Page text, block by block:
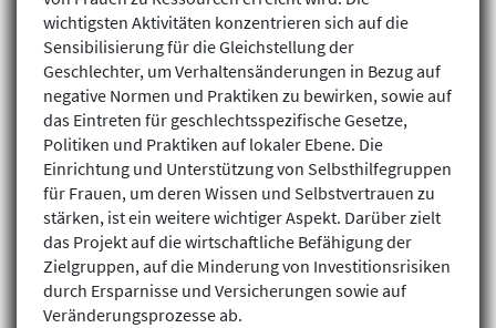
wichtigsten Aktivitäten konzentrieren sich auf die
Sensibilisierung für die Gleichstellung der
Geschlechter, um Verhaltensänderungen in Bezug auf
negative Normen und Praktiken zu bewirken, sowie auf
das Eintreten für geschlechtsspezifische Gesetze,
Politiken und Praktiken auf lokaler Ebene. Die
Einrichtung und Unterstützung von Selbsthilfegruppen
für Frauen, um deren Wissen und Selbstvertrauen zu
stärken, ist ein weitere wichtiger Aspekt. Darüber zielt
das Projekt auf die wirtschaftliche Befähigung der
Zielgruppen, auf die Minderung von Investitionsrisiken
durch Ersparnisse und Versicherungen sowie auf
Veränderungsprozesse ab.